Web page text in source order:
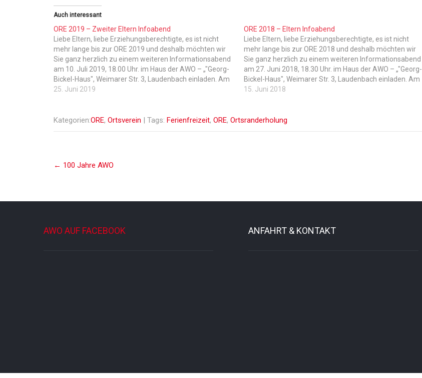
Auch interessant
ORE 2019 – Zweiter Eltern Infoabend
Liebe Eltern, liebe Erziehungsberechtigte, es ist nicht
mehr lange bis zur ORE 2019 und deshalb möchten wir
Sie ganz herzlich zu einem weiteren Informationsabend
am 10. Juli 2019, 18.00 Uhr. im Haus der AWO – „"Georg-
Bickel-Haus", Weimarer Str. 3, Laudenbach einladen. Am
besagten Termin geht es um Informationen
25. Juni 2019
ORE 2018 – Eltern Infoabend
Liebe Eltern, liebe Erziehungsberechtigte, es ist nicht
mehr lange bis zur ORE 2018 und deshalb möchten wir
Sie ganz herzlich zu einem weiteren Informationsabend
am 27. Juni 2018, 18.30 Uhr. im Haus der AWO – „"Georg-
Bickel-Haus", Weimarer Str. 3, Laudenbach einladen. Am
besagten Termin geht es um Informationen
15. Juni 2018
Kategorien:ORE, Ortsverein | Tags: Ferienfreizeit, ORE, Ortsranderholung
Post
navigation
← 100 Jahre AWO
AWO AUF FACEBOOK ANFAHRT & KONTAKT